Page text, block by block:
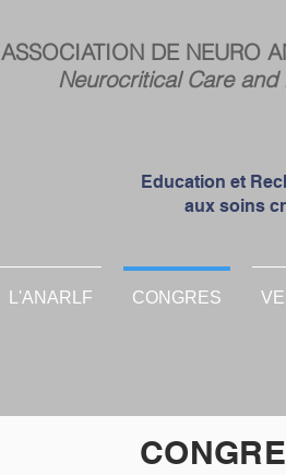
ASSOCIATION DE NEURO
Neurocritical Care
Education et
aux soins
L'ANARLF CONGRES